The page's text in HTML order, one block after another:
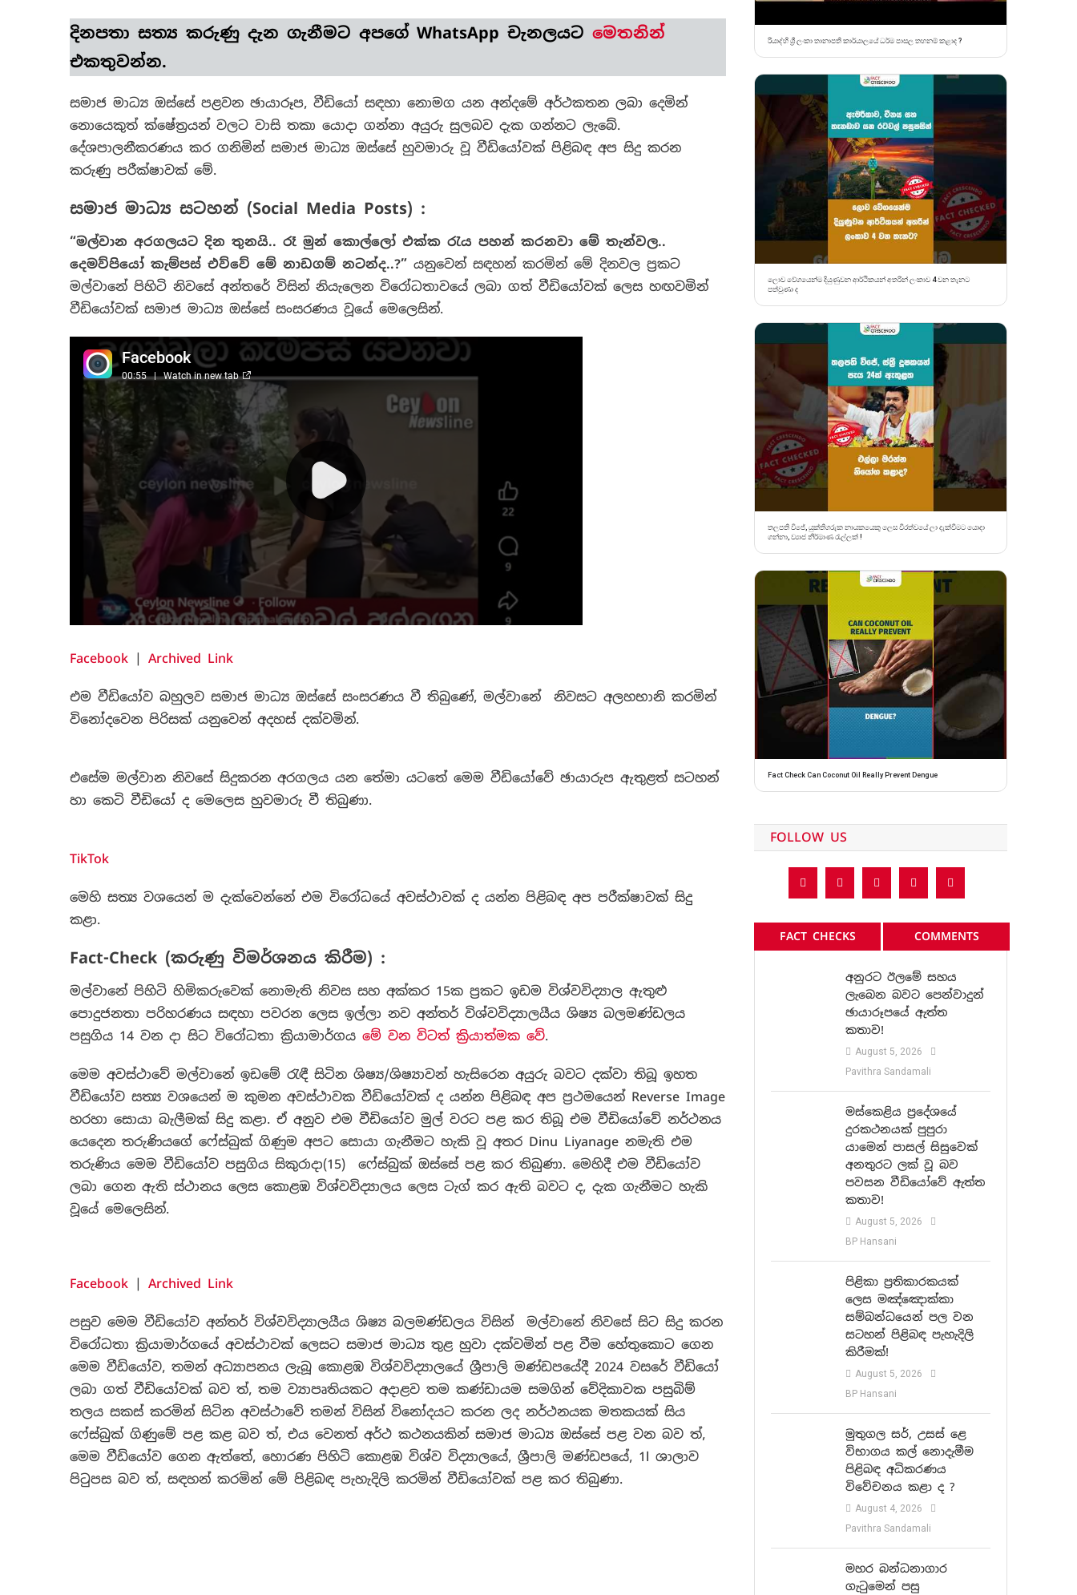
විරෝධතාවයක
නියැලෙන
බවට
වීඩියෝවේ
ඇත්ත
කතාව!
දිනපතා සත්‍ය කරුණු දැන ගැනීමට අපගේ WhatsApp චැනලයට මෙතනින්
එකතුවන්න.
සමාජ මාධ්‍ය ඔස්සේ පළවන ඡායාරූප, වීඩියෝ සඳහා නොමග යන අන්දමේ අර්ථකතන ලබා දෙමින්
නොයෙකුත් ක්ෂේත්‍රයන් වලට වාසි තකා යොදා ගන්නා අයුරු සුලබව දැක ගන්නට ලැබේ.
දේශපාලනීකරණය කර ගනිමින් සමාජ මාධ්‍ය ඔස්සේ හුවමාරු වූ වීඩියෝවක් පිළිබඳ අප සිදු කරන
කරුණු පරීක්ෂාවක් මේ.
සමාජ මාධ්‍ය සටහන් (Social Media Posts) :
“මල්වාන අරගලයට දින තුනයි.. රෑ මුන් කොල්ලෝ එක්ක රැය පහන් කරනවා මේ තැන්වල..
දෙමව්පියෝ කැම්පස් එව්වේ මේ නාඩගම් නටන්ද..?” යනුවෙන් සඳහන් කරමින් මේ දිනවල ප්‍රකට
මල්වානේ පිහිටි නිවසේ අන්තරේ විසින් නියැලෙන විරෝධතාවයේ ලබා ගත් වීඩියෝවක් ලෙස හඟවමින්
වීඩියෝවක් සමාජ මාධ්‍ය ඔස්සේ සංසරණය වූයේ මෙලෙසින්.
Facebook | Archived Link
එම වීඩියෝව බහුලව සමාජ මාධ්‍ය ඔස්සේ සංසරණය වී තිබුණේ, මල්වානේ නිවසට අලහභානි කරමින්
විනෝදවෙන පිරිසක් යනුවෙන් අදහස් දක්වමින්.
එසේම මල්වාන නිවසේ සිදුකරන අරගලය යන තේමා යටතේ මෙම වීඩියෝවේ ඡායාරුප ඇතුළත් සටහන්
හා කෙටි වීඩියෝ ද මෙලෙස හුවමාරු වී තිබුණා.
TikTok
මෙහි සත්‍ය වශයෙන් ම දැක්වෙන්නේ එම විරෝධයේ අවස්ථාවක් ද යන්න පිළිබඳ අප පරීක්ෂාවක් සිදු
කළා.
Fact-Check (කරුණු විමර්ශනය කිරීම) :
මල්වානේ පිහිටි හිමිකරුවෙක් නොමැති නිවස සහ අක්කර 15ක ප්‍රකට ඉඩම විශ්වවිද්‍යාල ඇතුළු
පොදුජනතා පරිහරණය සඳහා පවරන ලෙස ඉල්ලා නව අන්තර් විශ්වවිද්‍යාලයීය ශිෂ්‍ය බලමණ්ඩලය
පසුගිය 14 වන දා සිට විරෝධතා ක්‍රියාමාර්ගය මේ වන විටත් ක්‍රියාත්මක වේ.
මෙම අවස්ථාවේ මල්වානේ ඉඩමේ රැඳී සිටින ශිෂ්‍ය/ශිෂ්‍යාවන් හැසිරෙන අයුරු බවට දක්වා තිබූ ඉහත
වීඩියෝව සත්‍ය වශයෙන් ම කුමන අවස්ථාවක වීඩියෝවක් ද යන්න පිළිබඳ අප ප්‍රථමයෙන් Reverse Image
හරහා සොයා බැලීමක් සිදු කළා. ඒ අනුව එම වීඩියෝව මුල් වරට පළ කර තිබූ එම වීඩියෝවේ නර්ථනය
යෙදෙන තරුණියගේ ෆේස්බුක් ගිණුම අපට සොයා ගැනීමට හැකි වූ අතර Dinu Liyanage නමැති එම
තරුණිය මෙම වීඩියෝව පසුගිය සිකුරාදා(15) ෆේස්බුක් ඔස්සේ පළ කර තිබුණා. මෙහිදී එම වීඩියෝව
ලබා ගෙන ඇති ස්ථානය ලෙස කොළඹ විශ්වවිද්‍යාලය ලෙස ටැග් කර ඇති බවට ද, දැක ගැනීමට හැකි
වූයේ මෙලෙසින්.
Facebook | Archived Link
පසුව මෙම වීඩියෝව අන්තර් විශ්වවිද්‍යාලයීය ශිෂ්‍ය බලමණ්ඩලය විසින් මල්වානේ නිවසේ සිට සිදු කරන
විරෝධතා ක්‍රියාමාර්ගයේ අවස්ථාවක් ලෙසට සමාජ මාධ්‍ය තුළ හුවා දක්වමින් පළ වීම හේතුකොට ගෙන
මෙම වීඩියෝව, තමන් අධ්‍යාපනය ලැබූ කොළඹ විශ්වවිද්‍යාලයේ ශ්‍රීපාලි මණ්ඩපයේදී 2024 වසරේ වීඩියෝ
ලබා ගත් වීඩියෝවක් බව ත්, තම ව්‍යාපෘතියකට අදාළව තම කණ්ඩායම සමගින් වේදිකාවක පසුබිම්
තලය සකස් කරමින් සිටින අවස්ථාවේ තමන් විසින් විනෝදයට කරන ලද නර්ථනයක මතකයක් සිය
ෆේස්බුක් ගිණුමේ පළ කළ බව ත්, එය වෙනත් අර්ථ කථනයකින් සමාජ මාධ්‍ය ඔස්සේ පළ වන බව ත්,
මෙම වීඩියෝව ගෙන ඇත්තේ, හොරණ පිහිටි කොළඹ විශ්ව විද්‍යාලයේ, ශ්‍රීපාලි මණ්ඩපයේ, 1l ශාලාව
පිටුපස බව ත්, සඳහන් කරමින් මේ පිළිබඳ පැහැදිලි කරමින් වීඩියෝවක් පළ කර තිබුණා.
රියාද්හි ශ්‍රී ලංකා තානාපති කාර්යාලයේ ධර්ම පාසල තහනම් කළාද ?
ලොව වේගයෙන්ම දියුණුවන ආර්ථිකයන් අතරින් ලංකාව 4 වන තැනට
පත්වුණා ද
තලපති විජේ, යුක්තිගරුක නායකයෙකු ලෙස වීරත්වයේ ලා දැක්වීමට යොදා
ගන්නා, ව්‍යාජ නිර්මාණ රැල්ලක් !
Fact Check Can Coconut Oil Really Prevent Dengue
FOLLOW US
FACT CHECKS COMMENTS
අනුරට ඊලමේ සහය
ලැබෙන බවට පෙන්වාදුන්
ඡායාරූපයේ ඇත්ත
කතාව!
August 5, 2026
Pavithra Sandamali
මස්කෙළිය ප්‍රදේශයේ
දුරකථනයක් පුපුරා
යාමෙන් පාසල් සිසුවෙක්
අනතුරට ලක් වූ බව
පවසන වීඩියෝවේ ඇත්ත
කතාව!
August 5, 2026
BP Hansani
පිළිකා ප්‍රතිකාරකයක්
ලෙස මඤ්ඤොක්කා
සම්බන්ධයෙන් පල වන
සටහන් පිළිබඳ පැහැදිලි
කිරීමක්!
August 5, 2026
BP Hansani
මුතුගල සර්, උසස් ළෙ
විභාගය කල් නොදැමීම
පිළිබඳ අධිකරණය
විවේචනය කළා ද ?
August 4, 2026
Pavithra Sandamali
මහර බන්ධනාගාර
ගැටුමෙන් පසු